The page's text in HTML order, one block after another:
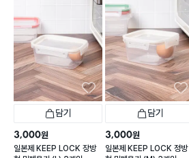
담기
3,000원
일본제 KEEP LOCK 장방
담기
3,000원
일본제 KEEP LOCK 정방